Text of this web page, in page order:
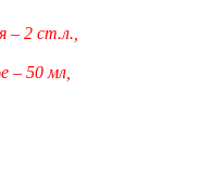
– 2 ст.л.,
– 50 мл,